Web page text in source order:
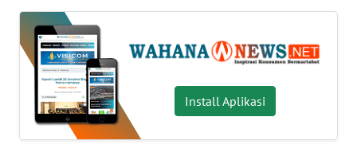
Install Aplikasi
SERBA-
SERBI
PERISTIWA
TOKOH